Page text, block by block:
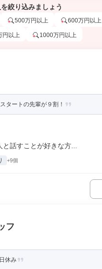
絞り込みましょう
500万円以上 600万円以上
円以上 1000万円以上
タートの先輩が９割！
話すことが好きな方...
+9個
フ
休み